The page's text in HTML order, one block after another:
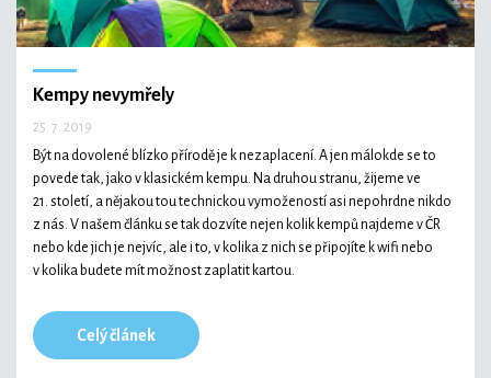
Kempy nevymřely
25. 7. 2019
Být na dovolené blízko přírodě je k nezaplacení. A jen málokde se to
povede tak, jako v klasickém kempu. Na druhou stranu, žijeme ve
21. století, a nějakou tou technickou vymožeností asi nepohrdne nikdo
z nás. V našem článku se tak dozvíte nejen kolik kempů najdeme v ČR
nebo kde jich je nejvíc, ale i to, v kolika z nich se připojíte k wifi nebo
v kolika budete mít možnost zaplatit kartou.
Celý článek